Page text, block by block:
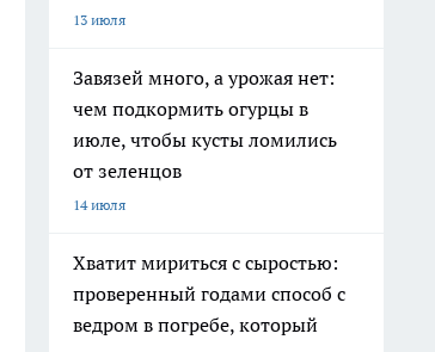
13 июля
Завязей много, а урожая нет:
чем подкормить огурцы в
июле, чтобы кусты ломились
от зеленцов
14 июля
Хватит мириться с сыростью:
проверенный годами способ с
ведром в погребе, который